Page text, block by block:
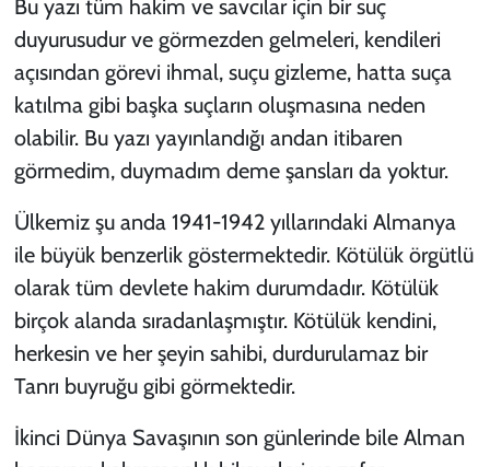
Bu yazı tüm hakim ve savcılar için bir suç
duyurusudur ve görmezden gelmeleri, kendileri
açısından görevi ihmal, suçu gizleme, hatta suça
katılma gibi başka suçların oluşmasına neden
olabilir. Bu yazı yayınlandığı andan itibaren
görmedim, duymadım deme şansları da yoktur.
Ülkemiz şu anda 1941-1942 yıllarındaki Almanya
ile büyük benzerlik göstermektedir. Kötülük örgütlü
olarak tüm devlete hakim durumdadır. Kötülük
birçok alanda sıradanlaşmıştır. Kötülük kendini,
herkesin ve her şeyin sahibi, durdurulamaz bir
Tanrı buyruğu gibi görmektedir.
İkinci Dünya Savaşının son günlerinde bile Alman